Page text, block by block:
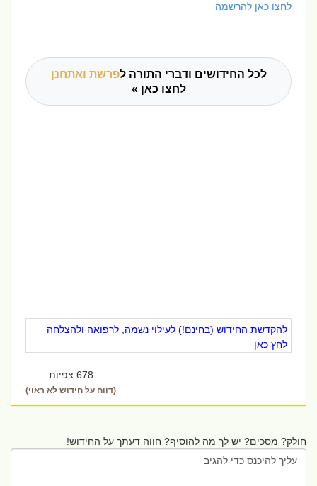
לחצו כאן להרשמה
לכל החידושים ודברי התורה לפרשת ואתחנן
לחצו כאן »
להקדשת החידוש (בחינם!) לעילוי נשמה, לרפואה ולהצלחה
לחץ כאן
678 צפיות
(דווח על חידוש לא ראוי)
חולק? מסכים? יש לך מה להוסיף? חווה דעתך על החידוש!